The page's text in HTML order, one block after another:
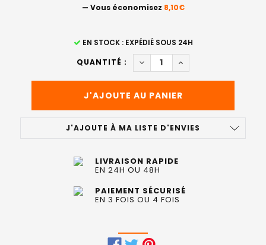
— Vous économisez 8,10€
EN STOCK : EXPÉDIÉ SOUS 24H
QUANTITÉ :
DIMINUER LA QUANTITÉ DE
AUGMENTER LA
J'AJOUTE À MA LISTE D'ENVIES
LIVRAISON RAPIDE
EN 24H OU 48H
PAIEMENT SÉCURISÉ
EN 3 FOIS OU 4 FOIS